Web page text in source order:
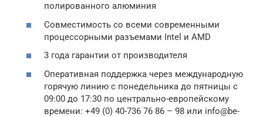
полированного алюминия
Совместимость со всеми современными
процессорными разъемами Intel и AMD
3 года гарантии от производителя
Оперативная поддержка через международную
горячую линию с понедельника до пятницы с
09:00 до 17:30 по центрально-европейскому
времени: +49 (0) 40-736 76 86 – 98 или info@be-